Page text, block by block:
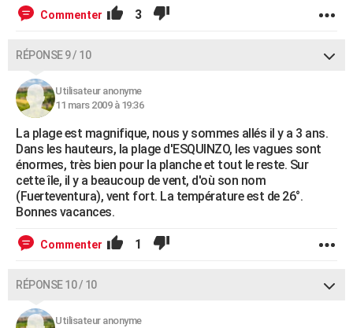
Commenter 3
RÉPONSE 9 / 10
Utilisateur anonyme
11 mars 2009 à 19:36
La plage est magnifique, nous y sommes allés il y a 3 ans.
Dans les hauteurs, la plage d'ESQUINZO, les vagues sont
énormes, très bien pour la planche et tout le reste. Sur
cette île, il y a beaucoup de vent, d'où son nom
(Fuerteventura), vent fort. La température est de 26°.
Bonnes vacances.
Commenter 1
RÉPONSE 10 / 10
Utilisateur anonyme